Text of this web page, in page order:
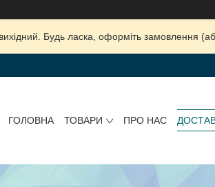
Будь ласка, оформіть замовлення
ГОЛОВНА ТОВАРИ ПРО НАС